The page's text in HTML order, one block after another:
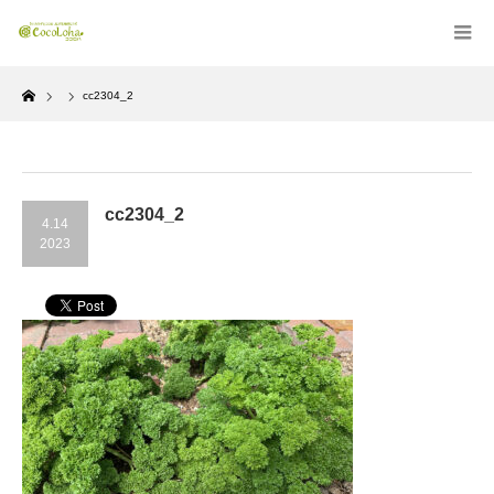
Home
cc2304_2
4.14
2023
cc2304_2